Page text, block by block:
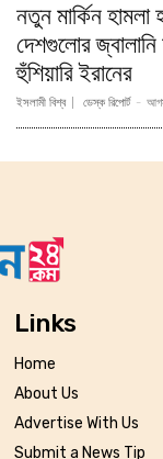
নতুন মার্কিন
দেশগুলোর
হুঁশিয়ারি ইরানের
ইসলামী বিশ্ব ডেস্ক রিপোর্ট -
Links
Home
About Us
Advertise With Us
Submit a News Tip